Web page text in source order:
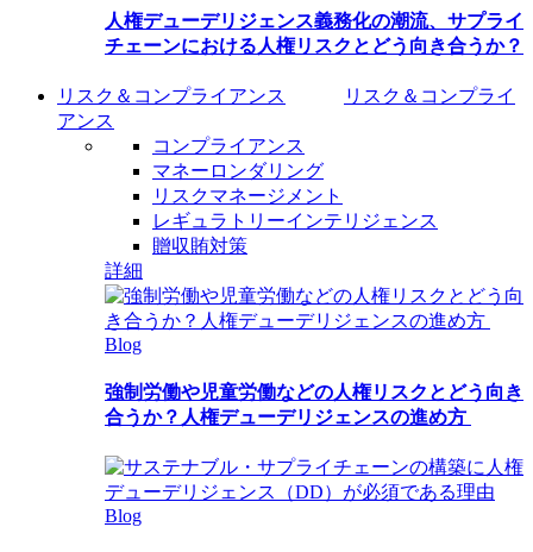
人権デューデリジェンス義務化の潮流、サプライ
チェーンにおける人権リスクとどう向き合うか？
リスク＆コンプライアンス
リスク＆コンプライ
アンス
コンプライアンス
マネーロンダリング
リスクマネージメント
レギュラトリーインテリジェンス
贈収賄対策
詳細
Blog
強制労働や児童労働などの人権リスクとどう向き
合うか？人権デューデリジェンスの進め方
Blog